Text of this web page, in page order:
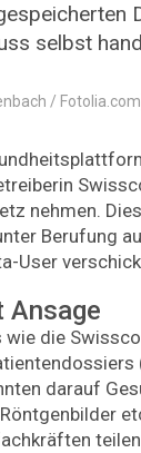
selbst
/
nehmen.
Berufung
User
Ansage
wie die
darauf